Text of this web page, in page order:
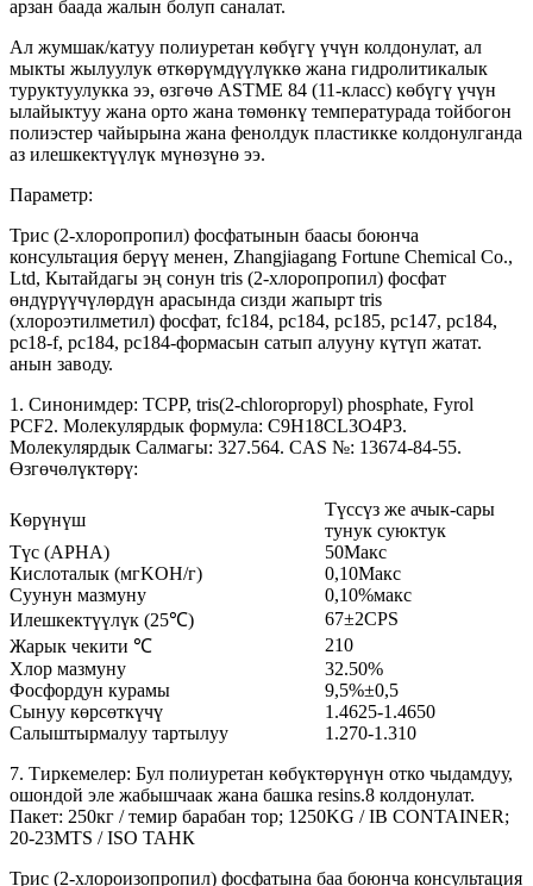
арзан баада жалын болуп саналат.
Ал жумшак/катуу полиуретан көбүгү үчүн колдонулат, ал
мыкты жылуулук өткөрүмдүүлүккө жана гидролитикалык
туруктуулукка ээ, өзгөчө ASTME 84 (11-класс) көбүгү үчүн
ылайыктуу жана орто жана төмөнкү температурада тойбогон
полиэстер чайырына жана фенолдук пластикке колдонулганда
аз илешкектүүлүк мүнөзүнө ээ.
Параметр:
Трис (2-хлоропропил) фосфатынын баасы боюнча
консультация берүү менен, Zhangjiagang Fortune Chemical Co.,
Ltd, Кытайдагы эң сонун tris (2-хлоропропил) фосфат
өндүрүүчүлөрдүн арасында сизди жапырт tris
(хлороэтилметил) фосфат, fc184, pc184, pc185, pc147, pc184,
pc18-f, pc184, pc184-формасын сатып алууну күтүп жатат.
анын заводу.
1. Синонимдер: TCPP, tris(2-chloropropyl) phosphate, Fyrol
PCF2. Молекулярдык формула: C9H18CL3O4P3.
Молекулярдык Салмагы: 327.564. CAS №: 13674-84-55.
Өзгөчөлүктөрү:
Көрүнүш
Түссүз же ачык-сары
тунук суюктук
Түс (APHA)
50Макс
Кислоталык (мгKOH/г)
0,10Макс
Суунун мазмуну
0,10%макс
Илешкектүүлүк (25℃)
67±2CPS
Жарык чекити ℃
210
Хлор мазмуну
32.50%
Фосфордун курамы
9,5%±0,5
Сынуу көрсөткүчү
1.4625-1.4650
Салыштырмалуу тартылуу
1.270-1.310
7. Тиркемелер: Бул полиуретан көбүктөрүнүн отко чыдамдуу,
ошондой эле жабышчаак жана башка resins.8 колдонулат.
Пакет: 250кг / темир барабан тор; 1250KG / IB CONTAINER;
20-23MTS / ISO ТАНК
Трис (2-хлороизопропил) фосфатына баа боюнча консультация